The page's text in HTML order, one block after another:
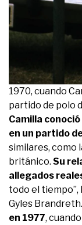
1970, cuando
partido de polo
Camilla
en un partido
similares, como
británico. Su
allegados
todo el tiempo”,
Gyles Brandreth.
en 1977,